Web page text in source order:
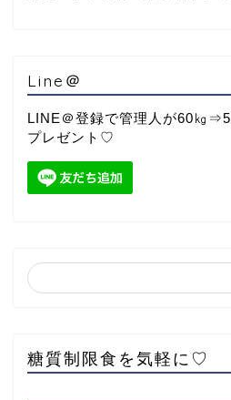
Line＠
LINE＠登録で管理人が60㎏
プレゼント♡
糖質制限食を気軽に♡